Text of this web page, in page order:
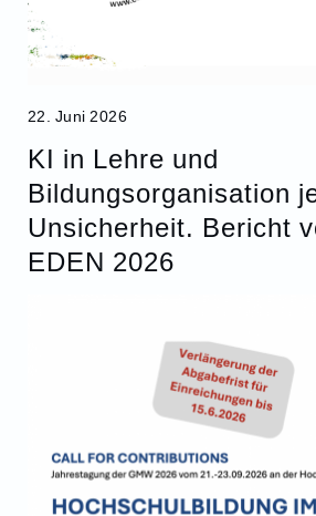
22. Juni 2026
KI in Lehre und
Bildungsorganisation
Unsicherheit. Bericht
EDEN 2026